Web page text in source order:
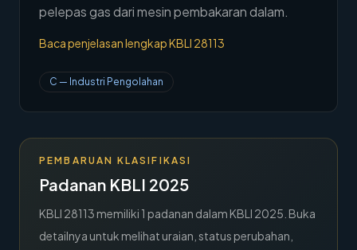
Hubungi Kami→
Member Area
pelepas gas dari mesin pembakaran dalam.
Baca penjelasan lengkap KBLI 28113
C — Industri Pengolahan
PEMBARUAN KLASIFIKASI
Padanan KBLI 2025
KBLI 28113 memiliki 1 padanan dalam KBLI 2025. Buka
detailnya untuk melihat uraian, status perubahan,